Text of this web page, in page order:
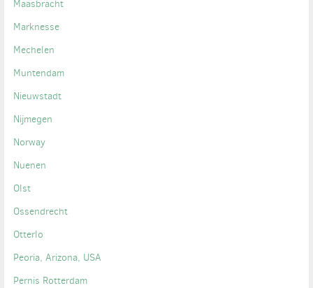
Maasbracht
Marknesse
Mechelen
Muntendam
Nieuwstadt
Nijmegen
Norway
Nuenen
Olst
Ossendrecht
Otterlo
Peoria, Arizona, USA
Pernis Rotterdam